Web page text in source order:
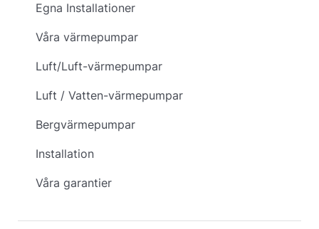
Egna Installationer
Våra värmepumpar
Luft/Luft-värmepumpar
Luft / Vatten-värmepumpar
Bergvärmepumpar
Installation
Våra garantier